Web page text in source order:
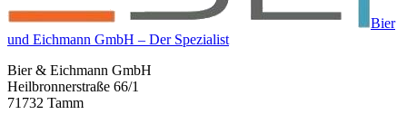
Bier
und Eichmann GmbH – Der Spezialist
Bier & Eichmann GmbH
Heilbronnerstraße 66/1
71732 Tamm